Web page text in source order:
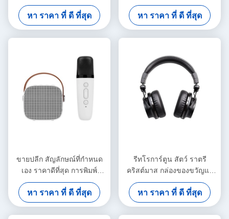
ขวดไวน์
หา ราคา ที่ ดี ที่สุด
กระปุกขวดไวน์ดํา กระเป๋าถือ
หา ราคา ที่ ดี ที่สุด
ขายปลีก สัญลักษณ์ที่กําหนด
เอง ราคาดีที่สุด การพิมพ์
สัญลักษณ์ที่กําหนดเอง กระเป๋า
กระดาษไวน์กระดาษกระดาษ
กระดาษกระดาษดํา
หา ราคา ที่ ดี ที่สุด
รีทโรการ์ตูน สัตว์ ราตรี
คริสต์มาส กล่องของขวัญแอ
ปเปิ้ล ของขวัญคริสต์มาส ของ
ขวัญเล็ก เครื่องประดับของ
ขวัญ กระเป๋าสะพาย
หา ราคา ที่ ดี ที่สุด